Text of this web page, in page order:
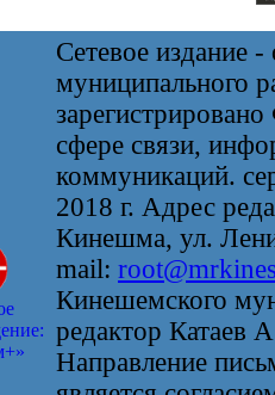
Сетевое издание
муниципального
сфере связи,
коммуникаций.
2018 г. Адрес
Кинешма, ул.
mail:
Кинешемского
редактор Катаев
Направление